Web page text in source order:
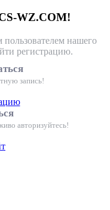
WZ.COM!
нашего
регистрацию.
запись!
авторизуйтесь!